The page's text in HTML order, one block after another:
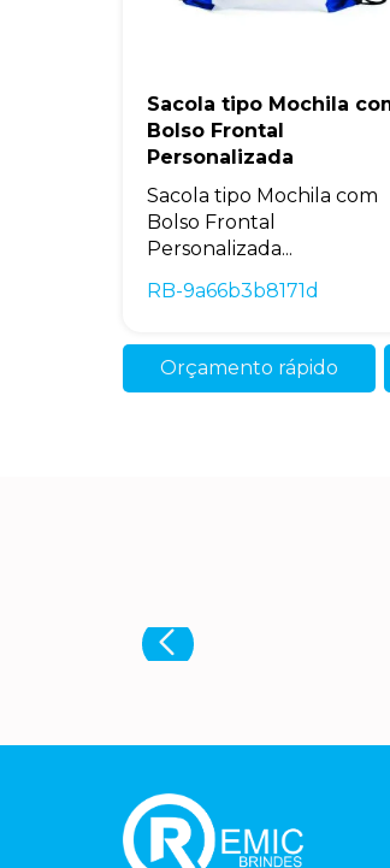
Sacola tipo Mochila
Bolso Frontal
Personalizada
Sacola tipo Mochila com
Bolso Frontal
Personalizada...
RB-9a66b3b8171d
Orçamento rápido